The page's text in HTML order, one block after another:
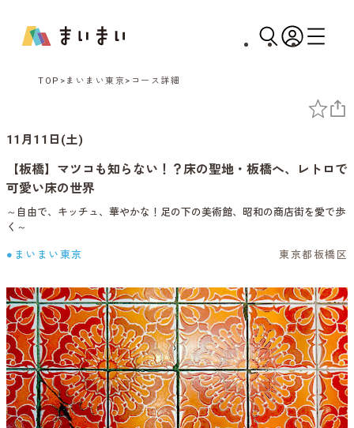
TOP まいまい東京 コース詳細
11月11日(土)
【板橋】マツコも知らない！？床の聖地・板橋へ、レトロで
可愛い床の世界
～自由で、キッチュ、華やかな！足の下の美術館、昭和の商店街を愛で歩
く～
●まいまい東京 東京都板橋区